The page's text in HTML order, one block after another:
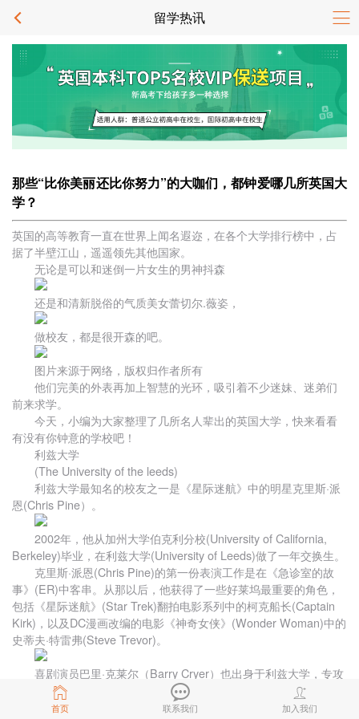
留学热讯
首页 联系我们 加入我们
那些“比你美丽还比你努力”的大咖们，都钟爱哪几所英国大
学？
英国的高等教育一直在世界上闻名遐迩，在各个大学排行榜中，占
据了半壁江山，遥遥领先其他国家。
无论是可以和迷倒一片女生的男神抖森
还是和清新脱俗的气质美女蕾切尔.薇姿，
做校友，都是很开森的吧。
图片来源于网络，版权归作者所有
他们完美的外表再加上智慧的光环，吸引着不少迷妹、迷弟们
前来求学。
今天，小编为大家整理了几所名人辈出的英国大学，快来看看
有没有你钟意的学校吧！
利兹大学
(The University of the leeds)
利兹大学最知名的校友之一是《星际迷航》中的明星克里斯·派
恩(Chris Pine）。
2002年，他从加州大学伯克利分校(University of California,
Berkeley)毕业，在利兹大学(University of Leeds)做了一年交换生。
克里斯·派恩(Chris Pine)的第一份表演工作是在《急诊室的故
事》(ER)中客串。从那以后，他获得了一些好莱坞最重要的角色，
包括《星际迷航》(Star Trek)翻拍电影系列中的柯克船长(Captain
Kirk)，以及DC漫画改编的电影《神奇女侠》(Wonder Woman)中的
史蒂夫·特雷弗(Steve Trevor)。
喜剧演员巴里·克莱尔（Barry Cryer）也出身于利兹大学，专攻
英语文学专业。
大学毕业以后，克莱尔与包括罗里·布雷姆纳(Rory Bremner)、